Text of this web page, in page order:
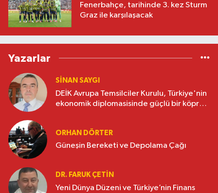
Fenerbahçe, tarihinde 3. kez Sturm
Graz ile karşılaşacak
Yazarlar
SINAN SAYGI
DEİK Avrupa Temsilciler Kurulu, Türkiye'nin
ekonomik diplomasisinde güçlü bir köprü
ORHAN DÖRTER
Güneşin Bereketi ve Depolama Çağı
DR. FARUK ÇETİN
Yeni Dünya Düzeni ve Türkiye’nin Finans